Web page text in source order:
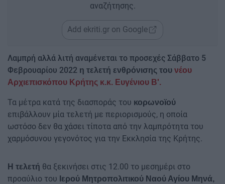
αναζήτησης.
Add ekriti.gr on Google
Λαμπρή αλλά λιτή αναμένεται το προσεχές Σάββατο 5
Φεβρουαρίου 2022 η τελετή ενθρόνισης του νέου
Αρχιεπισκόπου Κρήτης κ.κ. Ευγένιου Β'.
Τα μέτρα κατά της διασποράς του κορωνοϊού
επιβάλλουν μία τελετή με περιορισμούς, η οποία
ωστόσο δεν θα χάσει τίποτα από την λαμπρότητα του
χαρμόσυνου γεγονότος για την Εκκλησία της Κρήτης.
Η τελετή θα ξεκινήσει στις 12.00 το μεσημέρι στο
προαύλιο του Ιερού Μητροπολιτικού Ναού Αγίου Μηνά,